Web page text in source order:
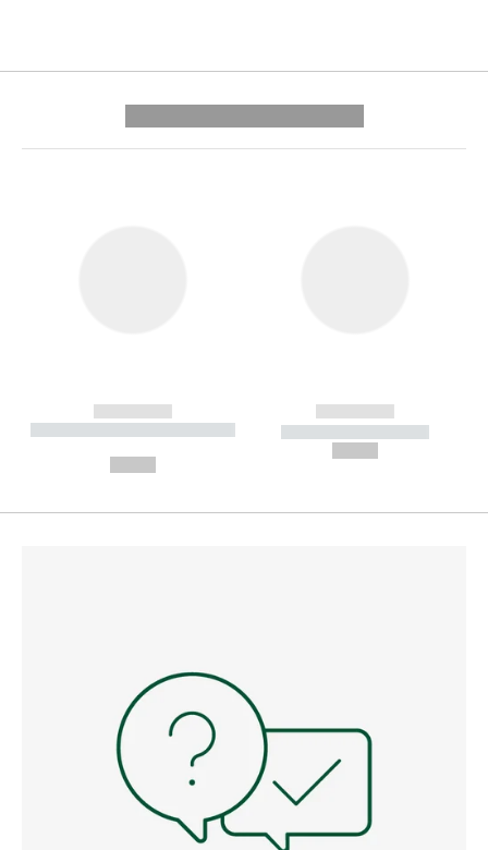
------------
----------- ----------- --------
------------
----------- -----------